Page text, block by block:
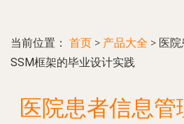
当前位置： 首页 > 产品大全 > 医
SSM框架的毕业设计实践
医院患者信息